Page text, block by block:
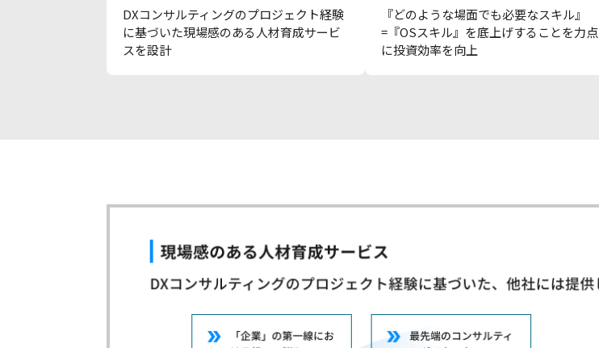
DXコンサルティングのプロジェクト経験
に基づいた現場感のある人材育成サービ
スを設計
『どのような場面でも必要なスキル』
=『OSスキル』を底上げすることを力点
に投資効率を向上